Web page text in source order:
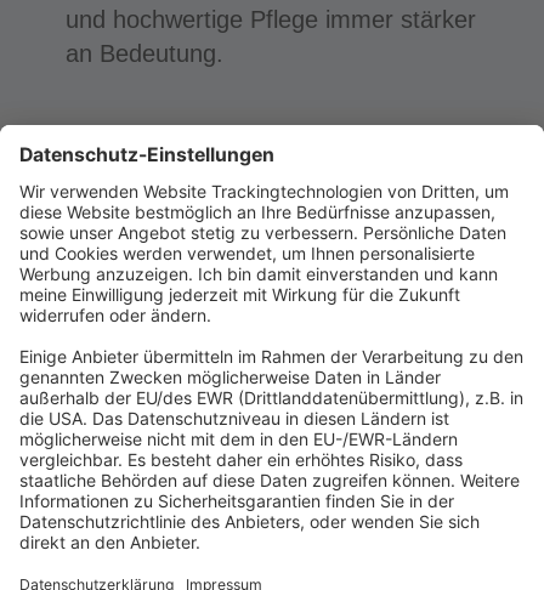
und hochwertige Pflege immer stärker
an Bedeutung.